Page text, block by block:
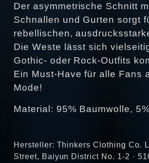
Der asymmetrische Schnitt
Schnallen und Gurten sorgt
rebellischen,
Die Weste lässt sich
Gothic‑ oder Rock‑Outfits
Ein Must‑Have für alle Fans
Mode!
Material: 95% Baumwolle,
Hersteller: Thinkers Clothing Co.
Street, Baiyun District No. 1-2 ·